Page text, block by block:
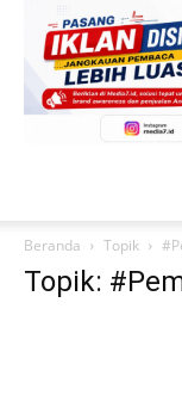
Beranda Topik
Topik: